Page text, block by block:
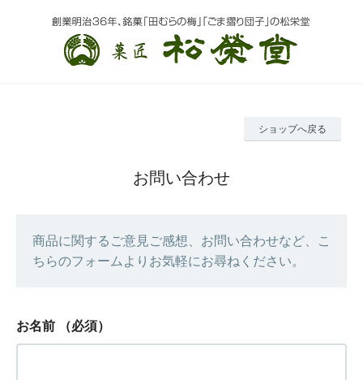
ショップへ戻る
お問い合わせ
商品に関するご意見ご感想、お問い合わせなど、こ
ちらのフォームよりお気軽にお尋ねください。
お名前 （必須）